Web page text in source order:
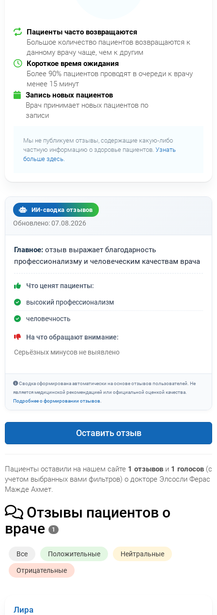
Пациенты часто возвращаются
Большое количество пациентов возвращаются к
данному врачу чаще, чем к другим
Короткое время ожидания
Более 90% пациентов проводят в очереди к врачу
менее 15 минут
Запись новых пациентов
Врач принимает новых пациентов по
записи
Мы не публикуем отзывы, содержащие какую-либо
частную информацию о здоровье пациентов. Узнать
больше здесь.
ИИ-сводка отзывов
Обновлено: 07.08.2026
Главное: отзыв выражает благодарность
профессионализму и человеческим качествам врача
Что ценят пациенты:
высокий профессионализм
человечность
На что обращают внимание:
Серьёзных минусов не выявлено
Сводка сформирована автоматически на основе отзывов пользователей. Не
является медицинской рекомендацией или официальной оценкой качества.
Подробнее о формировании отзывов
Оставить отзыв
Пациенты оставили на нашем сайте 1 отзывов и 1 голосов (с
учетом выбранных вами фильтров) о докторе Элсосли Ферас
Мажде Ахмет.
Отзывы пациентов о
враче
1
Все Положительные Нейтральные
Отрицательные
Лира